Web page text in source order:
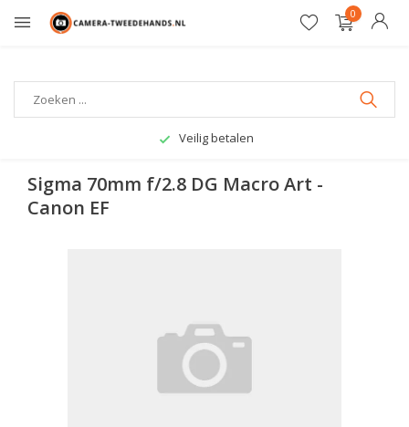
0
Veilig betalen
Sigma 70mm f/2.8 DG Macro Art -
Canon EF